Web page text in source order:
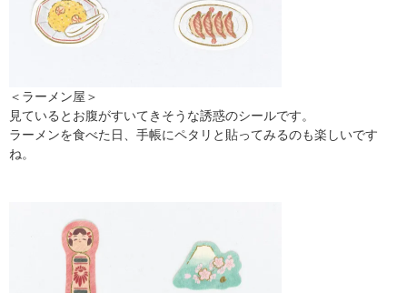
＜ラーメン屋＞
見ているとお腹がすいてきそうな誘惑のシールです。
ラーメンを食べた日、手帳にペタリと貼ってみるのも楽しいです
ね。